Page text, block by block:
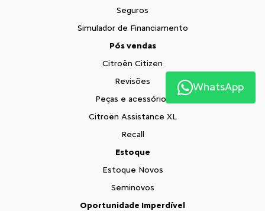
Seguros
Simulador de Financiamento
Pós vendas
Citroën Citizen
Revisões
Peças e acessórios
Citroën Assistance XL
Recall
Estoque
Estoque Novos
Seminovos
Oportunidade Imperdível
WhatsApp